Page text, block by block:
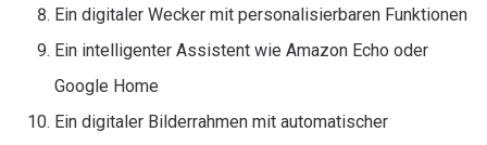
Ein digitaler Wecker mit personalisierbaren Funktionen
Ein intelligenter Assistent wie Amazon Echo oder
Google Home
Ein digitaler Bilderrahmen mit automatischer